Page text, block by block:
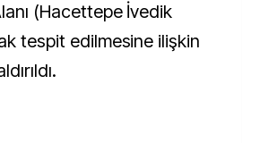
(Hacettepe İvedik
tespit edilmesine ilişkin